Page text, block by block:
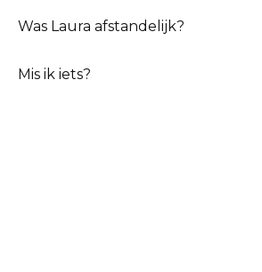
Was Laura afstandelijk?
Mis ik iets?